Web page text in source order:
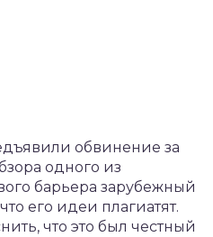
обвинение за
одного из
барьера зарубежный
его идеи плагиатят.
что это был честный